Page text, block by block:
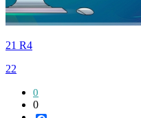
21 R4
22
0
0